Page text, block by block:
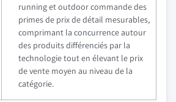
running et outdoor commande des
primes de prix de détail mesurables,
comprimant la concurrence autour
des produits différenciés par la
technologie tout en élevant le prix
de vente moyen au niveau de la
catégorie.